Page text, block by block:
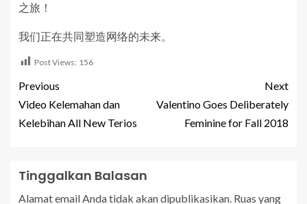
之旅！
我们正在共同塑造网络的未来。
Post Views: 156
Previous
Video Kelemahan dan
Kelebihan All New Terios
Next
Valentino Goes Deliberately
Feminine for Fall 2018
Tinggalkan Balasan
Alamat email Anda tidak akan dipublikasikan. Ruas yang